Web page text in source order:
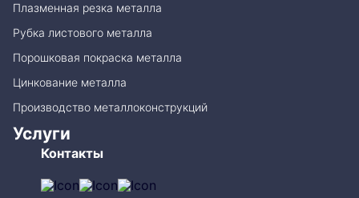
Плазменная резка металла
Рубка листового металла
Порошковая покраска металла
Цинкование металла
Производство металлоконструкций
Услуги
Контакты